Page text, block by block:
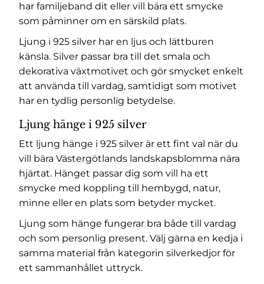
har familjeband dit eller vill bära ett smycke
som påminner om en särskild plats.
Ljung i 925 silver har en ljus och lättburen
känsla. Silver passar bra till det smala och
dekorativa växtmotivet och gör smycket enkelt
att använda till vardag, samtidigt som motivet
har en tydlig personlig betydelse.
Ljung hänge i 925 silver
Ett ljung hänge i 925 silver är ett fint val när du
vill bära Västergötlands landskapsblomma nära
hjärtat. Hänget passar dig som vill ha ett
smycke med koppling till hembygd, natur,
minne eller en plats som betyder mycket.
Ljung som hänge fungerar bra både till vardag
och som personlig present. Välj gärna en kedja i
samma material från kategorin silverkedjor för
ett sammanhållet uttryck.